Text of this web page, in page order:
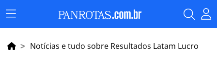
Menu
Principal
Notícias e tudo sobre Resultados Latam Lucro